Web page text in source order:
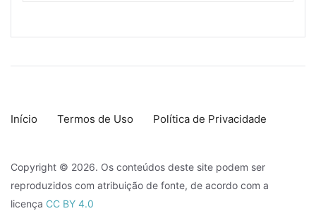
Início Termos de Uso Política de Privacidade
Copyright © 2026. Os conteúdos deste site podem ser
reproduzidos com atribuição de fonte, de acordo com a
licença CC BY 4.0